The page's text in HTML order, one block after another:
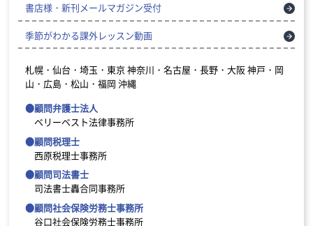
書店様・新刊メールマガジン受付
季節がわかる課外レッスン動画
札幌・仙台・埼玉・東京神奈川・名古屋・長野・大阪神戸・岡
山・広島・松山・福岡 沖縄
●顧問弁護士法人
ベリーベスト法律事務所
●顧問税理士
西原税理士事務所
●顧問司法書士
司法書士轟合同事務所
●顧問社会保険労務士事務所
谷口社会保険労務士事務所